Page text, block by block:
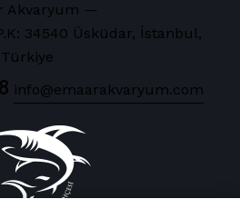
Akvaryum —
34540 Üsküdar, İstanbul,
Türkiye
info@emaarakvaryum.com